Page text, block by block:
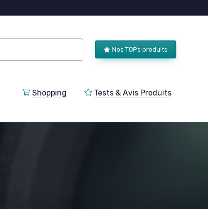
Nos TOPs produits
Shopping Tests & Avis Produits